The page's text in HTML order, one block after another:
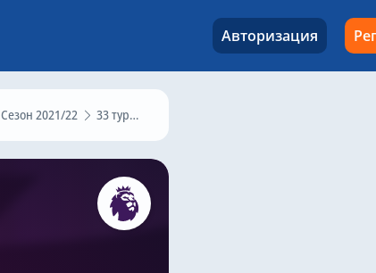
Авторизация
Сезон 2021/22 33 тур